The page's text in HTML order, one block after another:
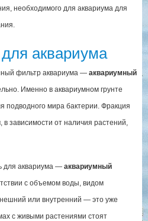
необходимого для аквариума для
аквариума
фильтр аквариума — аквариумный
Именно в аквариумном грунте
подводного мира бактерии. Фракция
зависимости от наличия растений,
для аквариума — аквариумный
с объемом воды, видом
или внутренний — это уже
с живыми растениями стоят